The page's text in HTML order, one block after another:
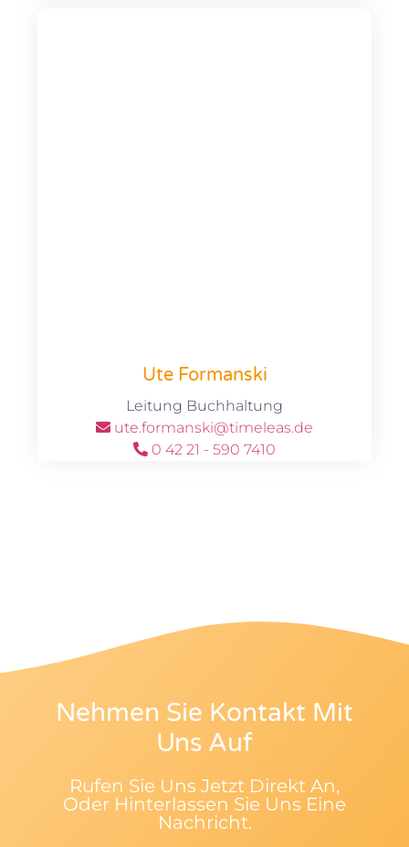
Ute Formanski
Leitung Buchhaltung
ute.formanski@timeleas.de
0 42 21 - 590 7410
Nehmen Sie Kontakt Mit
Uns Auf
Rufen Sie Uns Jetzt Direkt An,
Oder Hinterlassen Sie Uns Eine
Nachricht.